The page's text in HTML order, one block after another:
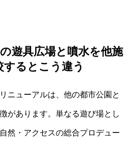
遊具広場と噴水を他施
するとこう違う
ニューアルは、他の都市公園と
があります。単なる遊び場とし
然・アクセスの総合プロデュー